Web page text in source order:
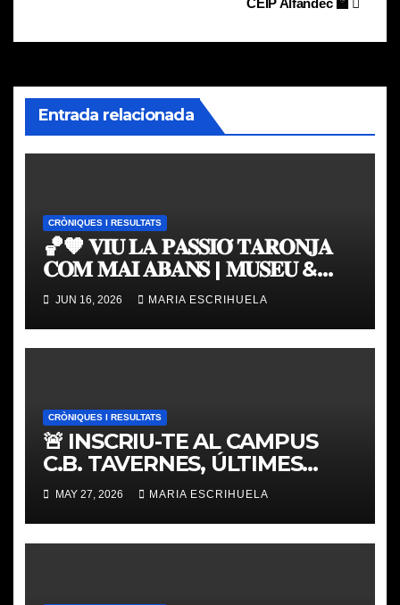
CEIP Alfàndec 🏫
Entrada relacionada
CRÒNIQUES I RESULTATS
🏀🧡 𝐕𝐈𝐔 𝐋𝐀 𝐏𝐀𝐒𝐒𝐈𝐎́ 𝐓𝐀𝐑𝐎𝐍𝐉𝐀
𝐂𝐎𝐌 𝐌𝐀𝐈 𝐀𝐁𝐀𝐍𝐒 | 𝐌𝐔𝐒𝐄𝐔 &
𝐓𝐎𝐔𝐑 𝐕𝐀𝐋𝐄𝐍𝐂𝐈𝐀 𝐁𝐀𝐒𝐊𝐄𝐓
JUN 16, 2026 MARIA ESCRIHUELA
CRÒNIQUES I RESULTATS
🚨 INSCRIU-TE AL CAMPUS
C.B. TAVERNES, ÚLTIMES
PLACES
MAY 27, 2026 MARIA ESCRIHUELA